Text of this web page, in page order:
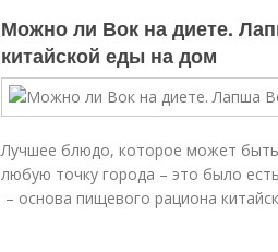
Можно ли Вок на диете.
китайской еды на дом
Лучшее блюдо, которое может быть
любую точку города – это было
– основа пищевого рациона